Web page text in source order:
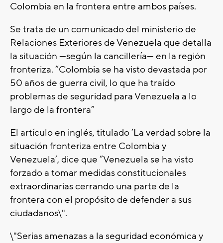
Colombia en la frontera entre ambos países.
Se trata de un comunicado del ministerio de
Relaciones Exteriores de Venezuela que detalla
la situación —según la cancillería— en la región
fronteriza. “Colombia se ha visto devastada por
50 años de guerra civil, lo que ha traído
problemas de seguridad para Venezuela a lo
largo de la frontera”
El artículo en inglés, titulado ‘La verdad sobre la
situación fronteriza entre Colombia y
Venezuela’, dice que “Venezuela se ha visto
forzado a tomar medidas constitucionales
extraordinarias cerrando una parte de la
frontera con el propósito de defender a sus
ciudadanos\".
\"Serias amenazas a la seguridad económica y